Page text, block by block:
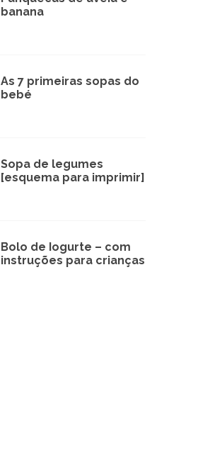
banana
As 7 primeiras sopas do
bebé
Sopa de legumes
[esquema para imprimir]
Bolo de Iogurte – com
instruções para crianças